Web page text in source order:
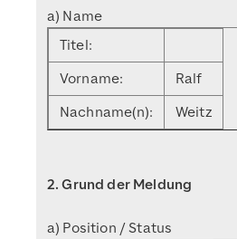
a) Name
Titel:
Vorname:
Ralf
Nachname(n):
Weitz
2. Grund der Meldung
a) Position / Status